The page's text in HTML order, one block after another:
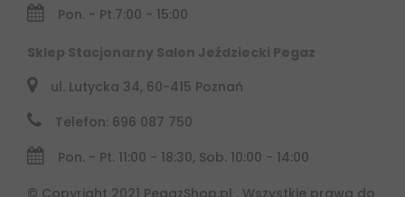
Pon. - Pt.7:00 - 15:00
Sklep Stacjonarny Salon Jeździecki Pegaz
ul. Lutycka 34, 60-415 Poznań
Telefon: 696 087 750
Pon. - Pt. 11:00 - 18:30, Sob. 10:00 - 14:00
© Copyright 2021 PegazShop.pl . Wszystkie prawa do